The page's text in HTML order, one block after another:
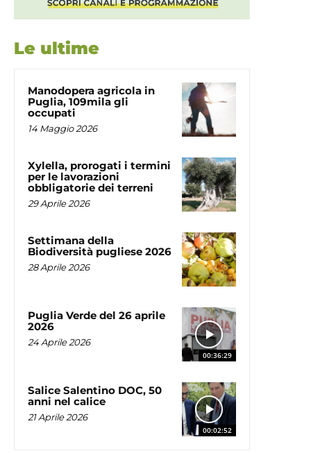
Le ultime
Manodopera agricola in
Puglia, 109mila gli
occupati
14 Maggio 2026
Xylella, prorogati i termini
per le lavorazioni
obbligatorie dei terreni
29 Aprile 2026
Settimana della
Biodiversità pugliese 2026
28 Aprile 2026
00:36:29
Puglia Verde del 26 aprile
2026
24 Aprile 2026
00:02:52
Salice Salentino DOC, 50
anni nel calice
21 Aprile 2026